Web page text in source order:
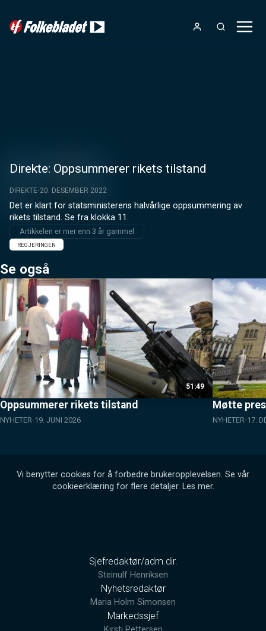
Direkte: Oppsummerer rikets tilstand
DIREKTE 20. DESEMBER 2022
Det er klart for statsministerens halvårlige oppsummering av
rikets tilstand. Se fra klokka 11.
Artikkelen er mer enn 3 år gammel
REGJERINGEN
Se også
51:49
Oppsummerer rikets tilstand
NYHETER 19. JUNI 2026
Møtte
NYHETER 17.
Vi benytter cookies for å forbedre brukeropplevelsen. Se vår
cookieerklæring for flere detaljer. Les mer.
Sjefredaktør/adm.dir.
Steinulf Henriksen
Nyhetsredaktør
Maria Holm Simonsen
Markedssjef